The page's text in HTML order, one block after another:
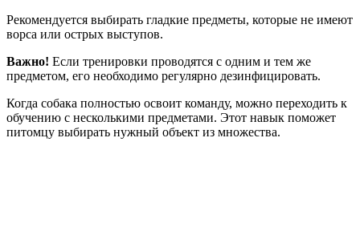
Рекомендуется выбирать гладкие предметы, которые не имеют
ворса или острых выступов.
Важно! Если тренировки проводятся с одним и тем же
предметом, его необходимо регулярно дезинфицировать.
Когда собака полностью освоит команду, можно переходить к
обучению с несколькими предметами. Этот навык поможет
питомцу выбирать нужный объект из множества.